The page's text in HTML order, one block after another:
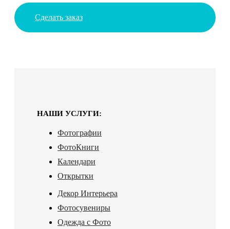
Сделать заказ
НАШИ УСЛУГИ:
Фотографии
ФотоКниги
Календари
Открытки
Декор Интерьера
Фотосувениры
Одежда с Фото